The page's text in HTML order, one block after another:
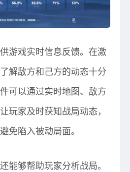
游戏实时信息反馈。在激
解敌方和己方的动态十分
可以通过实时地图、敌方
玩家及时获知战局动态，
免陷入被动局面。
能够帮助玩家分析战局。